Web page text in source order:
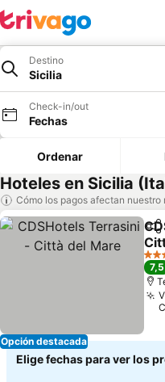
Destino
Sicilia
Check-in/out
Fechas
Ordenar
Hoteles en Sicilia
Cómo los pagos afectan nuestro
Opción destacada
4
7,5
Elige fechas para ver los